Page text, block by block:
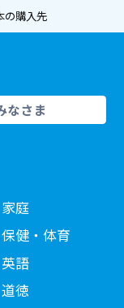
の購入先
なさま
家庭
保健・体育
英語
道徳